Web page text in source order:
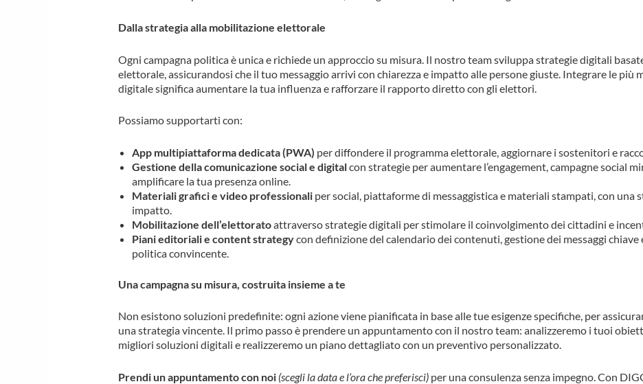
Dalla strategia alla mobilitazione elettorale
Ogni campagna politica è unica e richiede un approccio su misura. Il nostro team sviluppa strategie digitali
elettorale, assicurandosi che il tuo messaggio arrivi con chiarezza e impatto alle persone giuste. Integrare le più
digitale significa aumentare la tua influenza e rafforzare il rapporto diretto con gli elettori.
Possiamo supportarti con:
App multipiattaforma dedicata (PWA) per diffondere il programma elettorale, aggiornare i sostenitori e
Gestione della comunicazione social e digitalcon strategie per aumentare l’engagement, campagne social
amplificare la tua presenza online.
Materiali grafici e video professionali per social, piattaforme di messaggistica e materiali stampati, con una
impatto.
Mobilitazione dell’elettoratoattraverso strategie digitali per stimolare il coinvolgimento dei cittadini e
Piani editoriali e content strategycon definizione del calendario dei contenuti, gestione dei messaggi
politica convincente.
Una campagna su misura, costruita insieme a te
Non esistono soluzioni predefinite: ogni azione viene pianificata in base alle tue esigenze specifiche, per
una strategia vincente. Il primo passo è prendere un appuntamento con il nostro team: analizzeremo i tuoi
migliori soluzioni digitali e realizzeremo un piano dettagliato con un preventivo personalizzato.
Prendi un appuntamento con noi (scegli la data e l’ora che preferisci) per una consulenza senza impegno. Con